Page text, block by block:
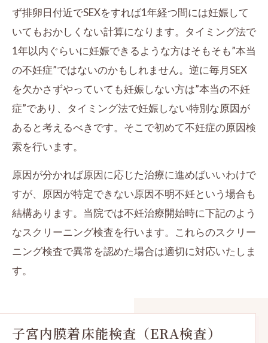
ず排卵日付近でSEXをすれば1年経つ間には妊娠して
いてもおかしくない計算になります。タイミング法で
1年以内ぐらいに妊娠できるような方はそもそも”本当
の不妊症”ではないのかもしれません。逆に毎月SEX
を欠かさずやっていても妊娠しない方は”本当の不妊
症”であり、タイミング法で妊娠しない特別な原因が
あると考えるべきです。そこで初めて不妊症の原因検
索を行います。
原因が分かれば原因に応じた治療に進めばいいわけで
すが、原因が特定できない原因不明不妊という場合も
結構あります。当院では不妊治療開始時に下記のよう
なスクリーニング検査を行います。これらのスクリー
ニング検査で異常を認めた場合は適切に対応いたしま
す。
子宮内膜着床能検査（ERA検査）